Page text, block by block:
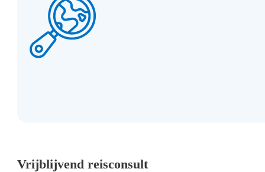
Vrijblijvend reisconsult